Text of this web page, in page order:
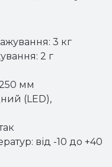
3 кг
2 г
мм
(LED),
від -10 до +40